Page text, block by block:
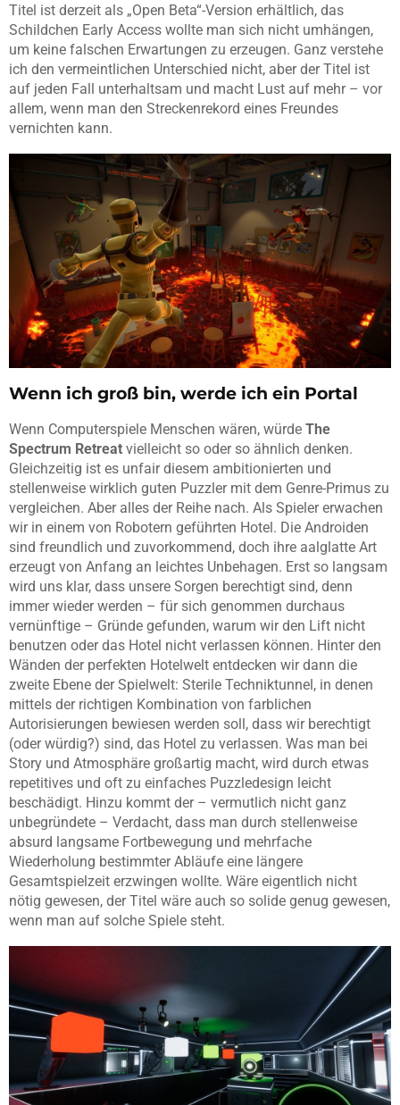
Titel ist derzeit als „Open Beta“-Version erhältlich, das
Schildchen Early Access wollte man sich nicht umhängen,
um keine falschen Erwartungen zu erzeugen. Ganz verstehe
ich den vermeintlichen Unterschied nicht, aber der Titel ist
auf jeden Fall unterhaltsam und macht Lust auf mehr – vor
allem, wenn man den Streckenrekord eines Freundes
vernichten kann.
Wenn ich groß bin, werde ich ein Portal
Wenn Computerspiele Menschen wären, würde The
Spectrum Retreat vielleicht so oder so ähnlich denken.
Gleichzeitig ist es unfair diesem ambitionierten und
stellenweise wirklich guten Puzzler mit dem Genre-Primus zu
vergleichen. Aber alles der Reihe nach. Als Spieler erwachen
wir in einem von Robotern geführten Hotel. Die Androiden
sind freundlich und zuvorkommend, doch ihre aalglatte Art
erzeugt von Anfang an leichtes Unbehagen. Erst so langsam
wird uns klar, dass unsere Sorgen berechtigt sind, denn
immer wieder werden – für sich genommen durchaus
vernünftige – Gründe gefunden, warum wir den Lift nicht
benutzen oder das Hotel nicht verlassen können. Hinter den
Wänden der perfekten Hotelwelt entdecken wir dann die
zweite Ebene der Spielwelt: Sterile Techniktunnel, in denen
mittels der richtigen Kombination von farblichen
Autorisierungen bewiesen werden soll, dass wir berechtigt
(oder würdig?) sind, das Hotel zu verlassen. Was man bei
Story und Atmosphäre großartig macht, wird durch etwas
repetitives und oft zu einfaches Puzzledesign leicht
beschädigt. Hinzu kommt der – vermutlich nicht ganz
unbegründete – Verdacht, dass man durch stellenweise
absurd langsame Fortbewegung und mehrfache
Wiederholung bestimmter Abläufe eine längere
Gesamtspielzeit erzwingen wollte. Wäre eigentlich nicht
nötig gewesen, der Titel wäre auch so solide genug gewesen,
wenn man auf solche Spiele steht.